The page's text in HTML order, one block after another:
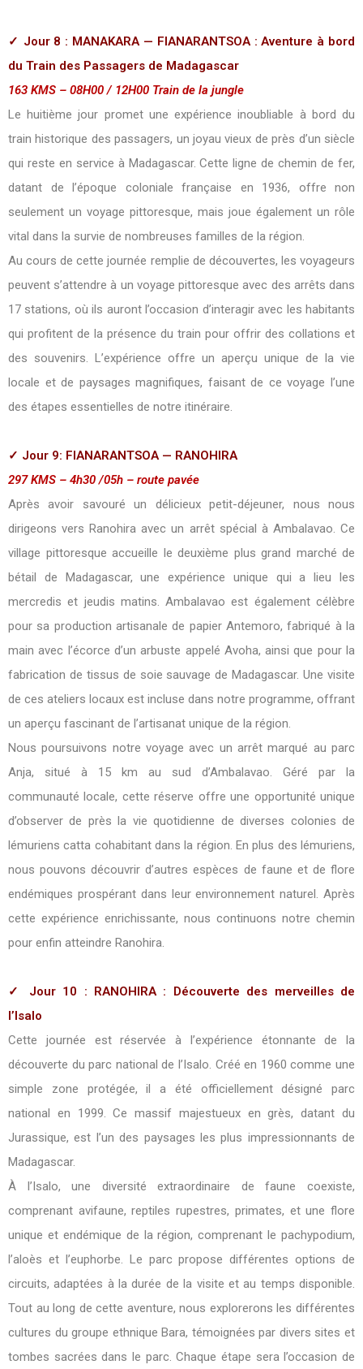
✓ Jour 8 : MANAKARA — FIANARANTSOA : Aventure à bord
du Train des Passagers de Madagascar
163 KMS – 08H00 / 12H00 Train de la jungle
Le huitième jour promet une expérience inoubliable à bord du
train historique des passagers, un joyau vieux de près d’un siècle
qui reste en service à Madagascar. Cette ligne de chemin de fer,
datant de l’époque coloniale française en 1936, offre non
seulement un voyage pittoresque, mais joue également un rôle
vital dans la survie de nombreuses familles de la région.
Au cours de cette journée remplie de découvertes, les voyageurs
peuvent s’attendre à un voyage pittoresque avec des arrêts dans
17 stations, où ils auront l’occasion d’interagir avec les habitants
qui profitent de la présence du train pour offrir des collations et
des souvenirs. L’expérience offre un aperçu unique de la vie
locale et de paysages magnifiques, faisant de ce voyage l’une
des étapes essentielles de notre itinéraire.
✓ Jour 9: FIANARANTSOA — RANOHIRA
297 KMS – 4h30 /05h – route pavée
Après avoir savouré un délicieux petit-déjeuner, nous nous
dirigeons vers Ranohira avec un arrêt spécial à Ambalavao. Ce
village pittoresque accueille le deuxième plus grand marché de
bétail de Madagascar, une expérience unique qui a lieu les
mercredis et jeudis matins. Ambalavao est également célèbre
pour sa production artisanale de papier Antemoro, fabriqué à la
main avec l’écorce d’un arbuste appelé Avoha, ainsi que pour la
fabrication de tissus de soie sauvage de Madagascar. Une visite
de ces ateliers locaux est incluse dans notre programme, offrant
un aperçu fascinant de l’artisanat unique de la région.
Nous poursuivons notre voyage avec un arrêt marqué au parc
Anja, situé à 15 km au sud d’Ambalavao. Géré par la
communauté locale, cette réserve offre une opportunité unique
d’observer de près la vie quotidienne de diverses colonies de
lémuriens catta cohabitant dans la région. En plus des lémuriens,
nous pouvons découvrir d’autres espèces de faune et de flore
endémiques prospérant dans leur environnement naturel. Après
cette expérience enrichissante, nous continuons notre chemin
pour enfin atteindre Ranohira.
✓ Jour 10 : RANOHIRA : Découverte des merveilles de
l’Isalo
Cette journée est réservée à l’expérience étonnante de la
découverte du parc national de l’Isalo. Créé en 1960 comme une
simple zone protégée, il a été officiellement désigné parc
national en 1999. Ce massif majestueux en grès, datant du
Jurassique, est l’un des paysages les plus impressionnants de
Madagascar.
À l’Isalo, une diversité extraordinaire de faune coexiste,
comprenant avifaune, reptiles rupestres, primates, et une flore
unique et endémique de la région, comprenant le pachypodium,
l’aloès et l’euphorbe. Le parc propose différentes options de
circuits, adaptées à la durée de la visite et au temps disponible.
Tout au long de cette aventure, nous explorerons les différentes
cultures du groupe ethnique Bara, témoignées par divers sites et
tombes sacrées dans le parc. Chaque étape sera l’occasion de